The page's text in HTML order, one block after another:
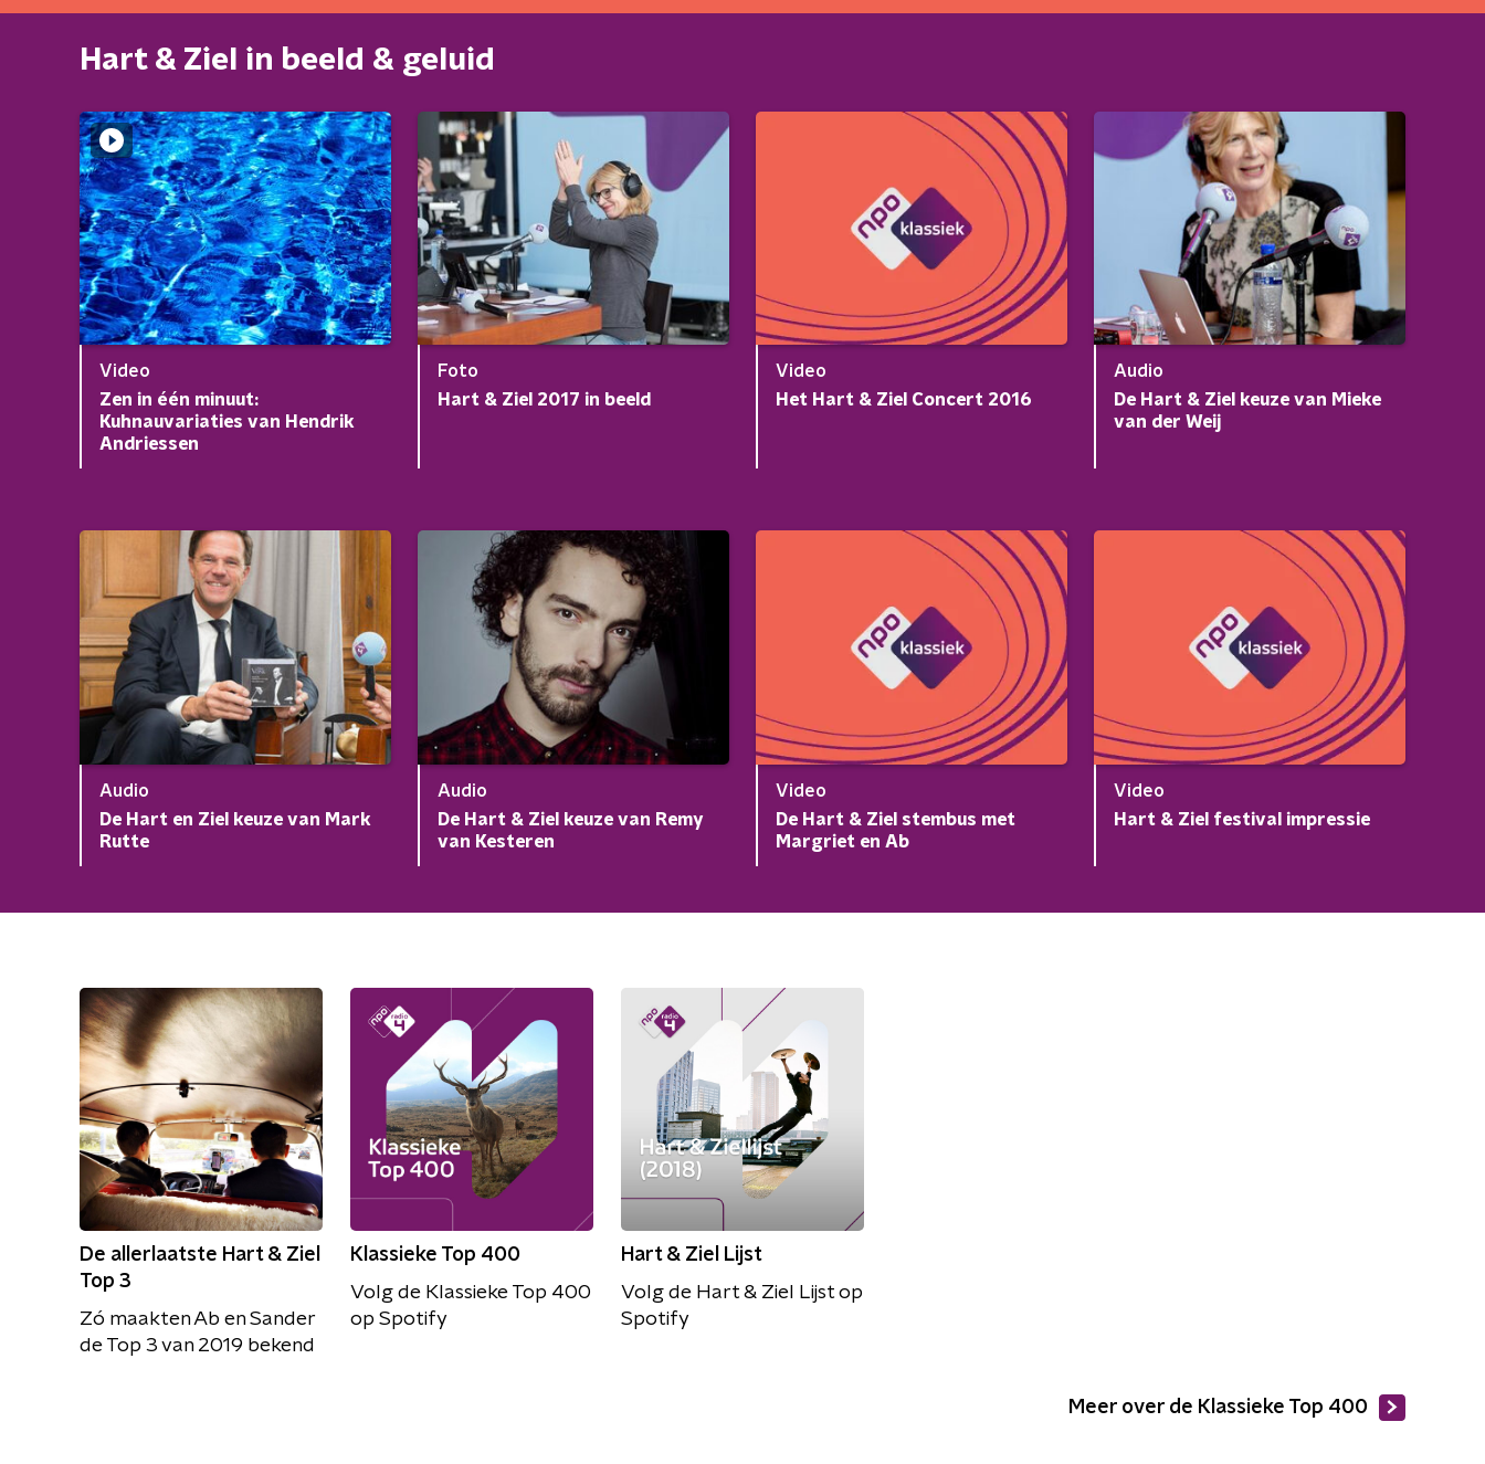
Hart & Ziel in beeld & geluid
Video
Zen in één minuut:
Kuhnauvariaties van Hendrik
Andriessen
Foto
Hart & Ziel 2017 in beeld
Video
Het Hart & Ziel Concert 2016
Audio
De Hart & Ziel keuze van Mieke
van der Weij
Audio
De Hart en Ziel keuze van Mark
Rutte
Audio
De Hart & Ziel keuze van Remy
van Kesteren
Video
De Hart & Ziel stembus met
Margriet en Ab
Video
Hart & Ziel festival impressie
De allerlaatste Hart & Ziel
Top 3
Zó maakten Ab en Sander
de Top 3 van 2019 bekend
Klassieke Top 400
Volg de Klassieke Top 400
op Spotify
Hart & Ziel Lijst
Volg de Hart & Ziel Lijst op
Spotify
Meer over de Klassieke Top 400